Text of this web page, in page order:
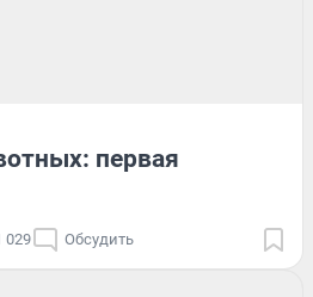
первая
029 Обсудить